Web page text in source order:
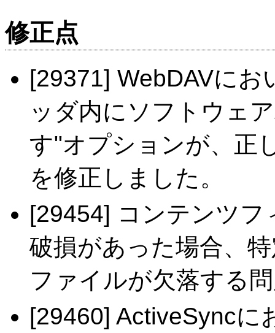
修正点
[29371] WebDAVに
ッダ内にソフトウェ
す"オプションが、正
を修正しました。
[29454] コンテンツフ
破損があった場合、
ファイルが欠落する
[29460] ActiveSyncに